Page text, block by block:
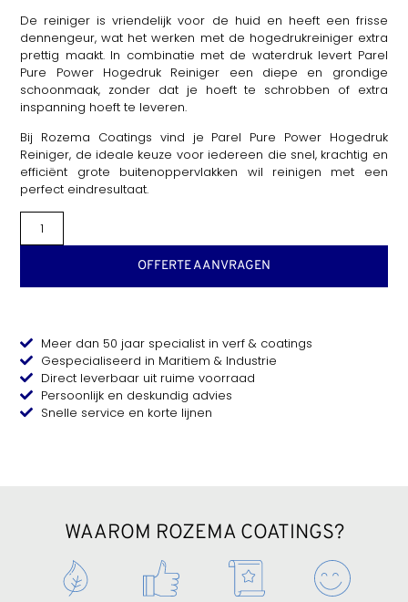
De reiniger is vriendelijk voor de huid en heeft een frisse
dennengeur, wat het werken met de hogedrukreiniger extra
prettig maakt. In combinatie met de waterdruk levert Parel
Pure Power Hogedruk Reiniger een diepe en grondige
schoonmaak, zonder dat je hoeft te schrobben of extra
inspanning hoeft te leveren.
Bij Rozema Coatings vind je Parel Pure Power Hogedruk
Reiniger, de ideale keuze voor iedereen die snel, krachtig en
efficiënt grote buitenoppervlakken wil reinigen met een
perfect eindresultaat.
OFFERTE AANVRAGEN
Meer dan 50 jaar specialist in verf & coatings
Gespecialiseerd in Maritiem & Industrie
Direct leverbaar uit ruime voorraad
Persoonlijk en deskundig advies
Snelle service en korte lijnen
WAAROM ROZEMA COATINGS?